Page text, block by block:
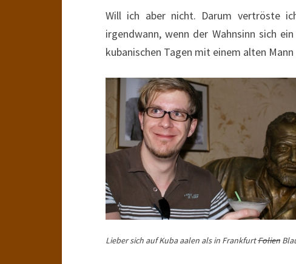
Will ich aber nicht. Darum vertröste
irgendwann, wenn der Wahnsinn sich
kubanischen Tagen mit einem alten
Lieber sich auf Kuba aalen als in FrankfurtFolien